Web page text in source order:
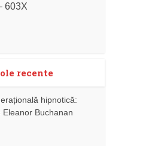
603X
recente
hipnotică:
Eleanor Buchanan